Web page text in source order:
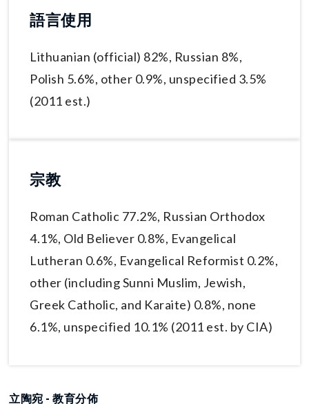
語言使用
Lithuanian (official) 82%, Russian 8%,
Polish 5.6%, other 0.9%, unspecified 3.5%
(2011 est.)
宗教
Roman Catholic 77.2%, Russian Orthodox
4.1%, Old Believer 0.8%, Evangelical
Lutheran 0.6%, Evangelical Reformist 0.2%,
other (including Sunni Muslim, Jewish,
Greek Catholic, and Karaite) 0.8%, none
6.1%, unspecified 10.1% (2011 est. by CIA)
立陶宛 - 教育分佈